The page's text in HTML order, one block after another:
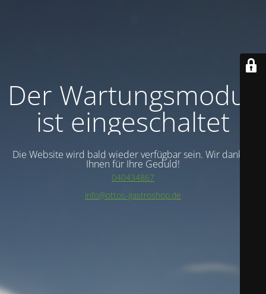
Der Wartungsmodus
ist eingeschaltet
Die Website wird bald wieder verfügbar sein. Wir danken
Ihnen für Ihre Geduld!
040434867
info@ottos-gastroshop.de